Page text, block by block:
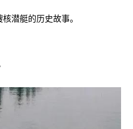
潜艇的历史故事。